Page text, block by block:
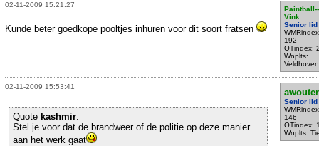
02-11-2009 15:21:27
Paintball--
Vink
Senior lid
192
OTindex:
Wnplts:
Veldhoven
Kunde beter goedkope pooltjes inhuren voor dit soort fratsen
02-11-2009 15:53:41
Senior lid
146
OTindex:
Wnplts:
Quote kashmir:
Stel je voor dat de brandweer of de politie op deze manier
aan het werk gaat